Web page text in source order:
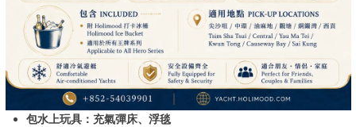
包水上玩具：充氣彈床、浮毯